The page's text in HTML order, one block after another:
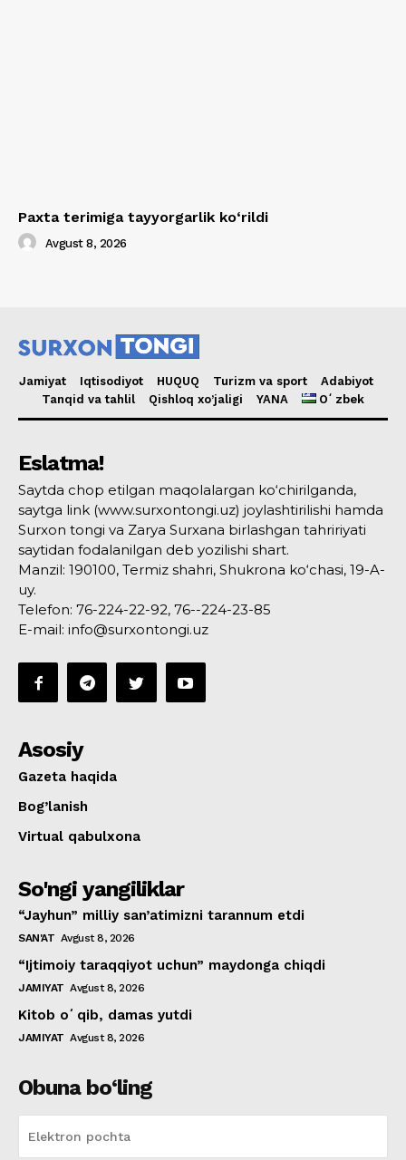
Paxta terimiga tayyorgarlik ko‘rildi
Avgust 8, 2026
Jamiyat Iqtisodiyot HUQUQ Turizm va sport
Adabiyot
Tanqid va tahlil
Qishloq xo’jaligi YANA Oʻzbek
Eslatma!
Saytda chop etilgan maqolalargan ko‘chirilganda,
saytga link (www.surxontongi.uz) joylashtirilishi hamda
Surxon tongi va Zarya Surxana birlashgan tahririyati
saytidan fodalanilgan deb yozilishi shart.
Manzil: 190100, Termiz shahri, Shukrona ko‘chasi, 19-A-
uy.
Telefon: 76-224-22-92, 76--224-23-85
E-mail: info@surxontongi.uz
Asosiy
Gazeta haqida
Bog’lanish
Virtual qabulxona
So'ngi yangiliklar
“Jayhun” milliy san’atimizni tarannum etdi
SAN'AT Avgust 8, 2026
“Ijtimoiy taraqqiyot uchun” maydonga chiqdi
JAMIYAT Avgust 8, 2026
Kitob oʻqib, damas yutdi
JAMIYAT Avgust 8, 2026
Obuna bo‘ling